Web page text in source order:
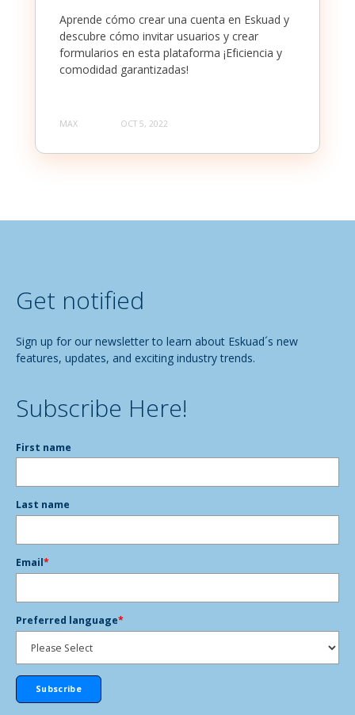
Aprende cómo crear una cuenta en Eskuad y
descubre cómo invitar usuarios y crear
formularios en esta plataforma ¡Eficiencia y
comodidad garantizadas!
MAX OCT 5, 2022
Get notified
Sign up for our newsletter to learn about Eskuad´s new
features, updates, and exciting industry trends.
Subscribe Here!
First name
Last name
Email*
Preferred language*